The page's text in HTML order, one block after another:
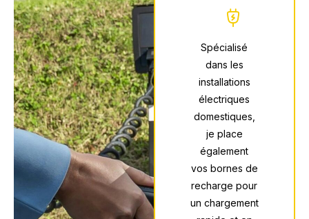
Spécialisé
dans les
installations
électriques
domestiques,
je place
également
vos bornes de
recharge pour
un chargement